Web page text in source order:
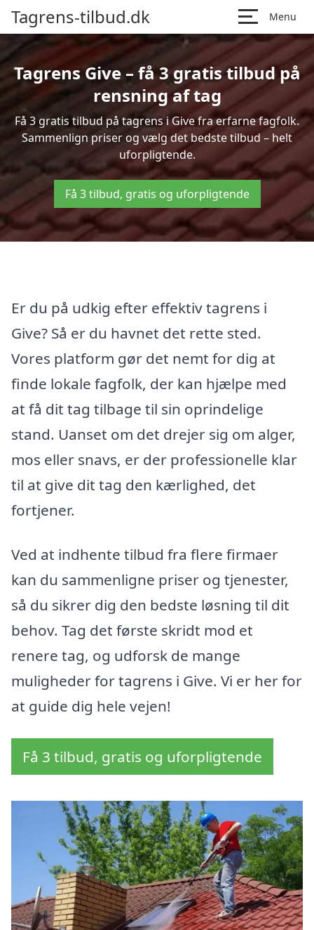
Tagrens-tilbud.dk Menu
Tagrens Give – få 3 gratis tilbud på
rensning af tag
Få 3 gratis tilbud på tagrens i Give fra erfarne fagfolk.
Sammenlign priser og vælg det bedste tilbud – helt
uforpligtende.
Få 3 tilbud, gratis og uforpligtende
Er du på udkig efter effektiv tagrens i
Give? Så er du havnet det rette sted.
Vores platform gør det nemt for dig at
finde lokale fagfolk, der kan hjælpe med
at få dit tag tilbage til sin oprindelige
stand. Uanset om det drejer sig om alger,
mos eller snavs, er der professionelle klar
til at give dit tag den kærlighed, det
fortjener.
Ved at indhente tilbud fra flere firmaer
kan du sammenligne priser og tjenester,
så du sikrer dig den bedste løsning til dit
behov. Tag det første skridt mod et
renere tag, og udforsk de mange
muligheder for tagrens i Give. Vi er her for
at guide dig hele vejen!
Få 3 tilbud, gratis og uforpligtende